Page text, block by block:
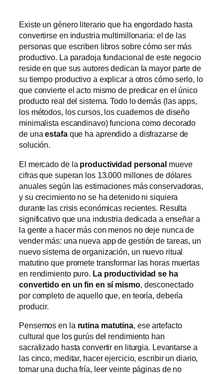
Existe un género literario que ha engordado hasta
convertirse en industria multimillonaria: el de las
personas que escriben libros sobre cómo ser más
productivo. La paradoja fundacional de este negocio
reside en que sus autores dedican la mayor parte de
su tiempo productivo a explicar a otros cómo serlo, lo
que convierte el acto mismo de predicar en el único
producto real del sistema. Todo lo demás (las apps,
los métodos, los cursos, los cuadernos de diseño
minimalista escandinavo) funciona como decorado
de unaestafaque ha aprendido a disfrazarse de
solución.
El mercado de la productividad personal mueve
cifras que superan los 13.000 millones de dólares
anuales según las estimaciones más conservadoras,
y su crecimiento no se ha detenido ni siquiera
durante las crisis económicas recientes. Resulta
significativo que una industria dedicada a enseñar a
la gente a hacer más con menos no deje nunca de
vender más: una nueva app de gestión de tareas, un
nuevo sistema de organización, un nuevo ritual
matutino que promete transformar las horas muertas
en rendimiento puro. La productividad se ha
convertido en un fin en sí mismo, desconectado
por completo de aquello que, en teoría, debería
producir.
Pensemos en la rutina matutina, ese artefacto
cultural que los gurús del rendimiento han
sacralizado hasta convertir en liturgia. Levantarse a
las cinco, meditar, hacer ejercicio, escribir un diario,
tomar una ducha fría, leer veinte páginas de no